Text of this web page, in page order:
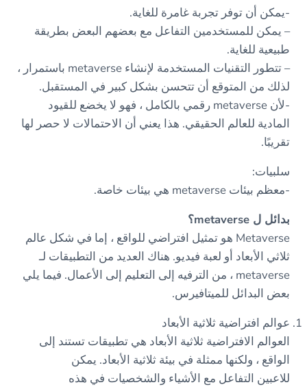
-يمكن أن توفر تجربة غامرة للغاية.
– يمكن للمستخدمين التفاعل مع بعضهم البعض بطريقة
طبيعية للغاية.
– تتطور التقنيات المستخدمة لإنشاء metaverse باستمرار ،
لذلك من المتوقع أن تتحسن بشكل كبير في المستقبل.
-لأن metaverse رقمي بالكامل ، فهو لا يخضع للقيود
المادية للعالم الحقيقي. هذا يعني أن الاحتمالات لا حصر لها
تقريبًا.
سلبيات:
-معظم بيئات metaverse هي بيئات خاصة.
بدائل ل metaverse؟
Metaverse هو تمثيل افتراضي للواقع ، إما في شكل عالم
ثلاثي الأبعاد أو لعبة فيديو. هناك العديد من التطبيقات لـ
metaverse ، من الترفيه إلى التعليم إلى الأعمال. فيما يلي
بعض البدائل للميتافيرس.
عوالم افتراضية ثلاثية الأبعاد
العوالم الافتراضية ثلاثية الأبعاد هي تطبيقات تستند إلى
الواقع ، ولكنها ممثلة في بيئة ثلاثية الأبعاد. يمكن
للاعبين التفاعل مع الأشياء والشخصيات في هذه